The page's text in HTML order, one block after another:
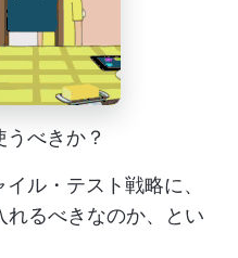
べきか？
ル・テスト戦略に、
れるべきなのか、とい